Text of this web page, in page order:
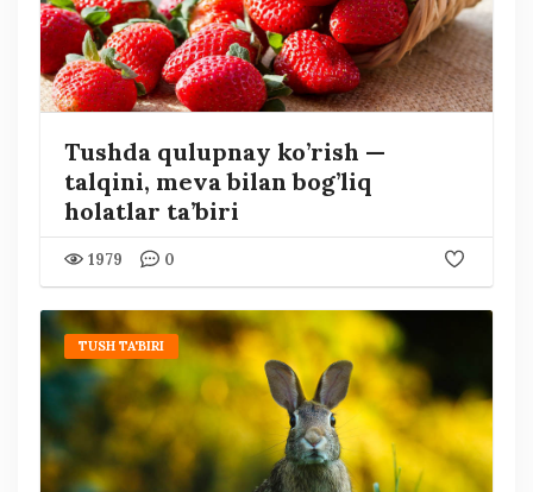
Tushda qulupnay ko’rish —
talqini, meva bilan bog’liq
holatlar ta’biri
1979 0
TUSH TA'BIRI